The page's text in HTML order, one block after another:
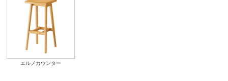
エルノカウンター